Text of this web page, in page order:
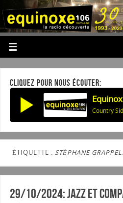
CLIQUEZ POUR NOUS ÉCOUTER:
ÉTIQUETTE : STÉPHANE
29/10/2024: Jazz et